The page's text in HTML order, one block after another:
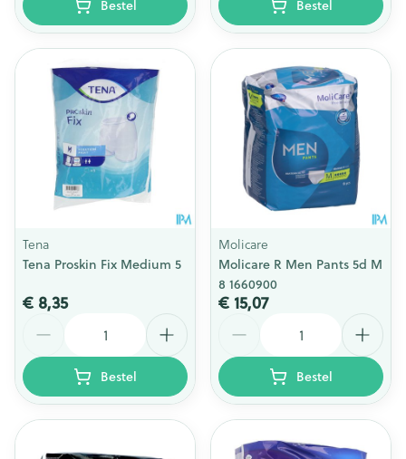
Bestel Bestel
Tena
Tena Proskin Fix Medium 5
€ 8,35
Bestel
Molicare
Molicare R Men Pants 5d M
8 1660900
€ 15,07
Bestel